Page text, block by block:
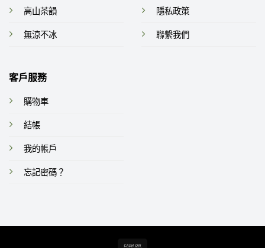
高山茶韻
無涼不冰
隱私政策
聯繫我們
客戶服務
購物車
結帳
我的帳戶
忘記密碼？